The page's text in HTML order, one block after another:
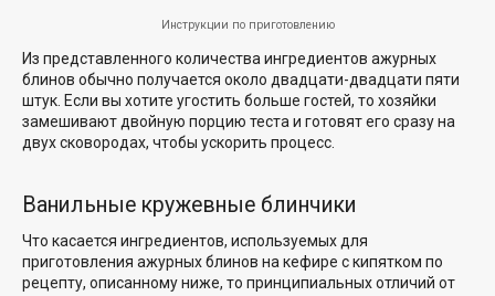
Инструкции по приготовлению
Из представленного количества ингредиентов ажурных
блинов обычно получается около двадцати-двадцати пяти
штук. Если вы хотите угостить больше гостей, то хозяйки
замешивают двойную порцию теста и готовят его сразу на
двух сковородах, чтобы ускорить процесс.
Ванильные кружевные блинчики
Что касается ингредиентов, используемых для
приготовления ажурных блинов на кефире с кипятком по
рецепту, описанному ниже, то принципиальных отличий от